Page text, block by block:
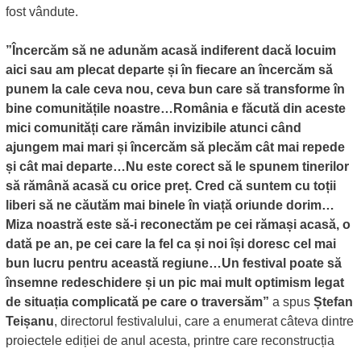
fost vândute.
”Încercăm să ne adunăm acasă indiferent dacă locuim
aici sau am plecat departe și în fiecare an încercăm să
punem la cale ceva nou, ceva bun care să transforme în
bine comunitățile noastre…România e făcută din aceste
mici comunități care rămân invizibile atunci când
ajungem mai mari și încercăm să plecăm cât mai repede
și cât mai departe…Nu este corect să le spunem tinerilor
să rămână acasă cu orice preț. Cred că suntem cu toții
liberi să ne căutăm mai binele în viață oriunde dorim…
Miza noastră este să-i reconectăm pe cei rămași acasă, o
dată pe an, pe cei care la fel ca și noi își doresc cel mai
bun lucru pentru această regiune…Un festival poate să
însemne redeschidere și un pic mai mult optimism legat
de situația complicată pe care o traversăm” a spus Ștefan
Teișanu, directorul festivalului, care a enumerat câteva dintre
proiectele ediției de anul acesta, printre care reconstrucția